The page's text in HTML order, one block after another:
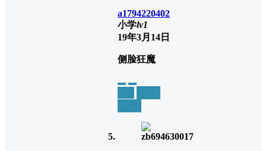
a1794220402
小学lv1
19年3月14日
侧脸狂魔